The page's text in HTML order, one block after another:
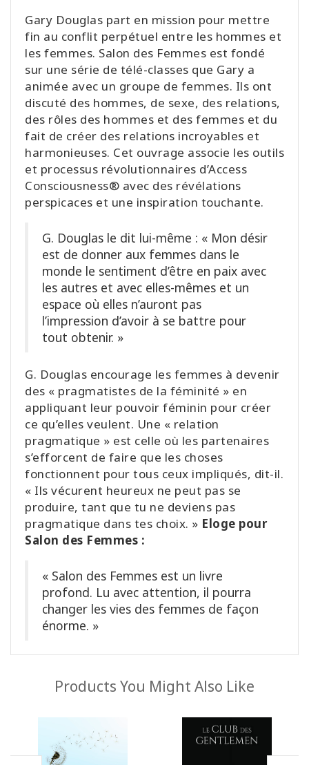
Gary Douglas part en mission pour mettre
fin au conflit perpétuel entre les hommes et
les femmes. Salon des Femmes est fondé
sur une série de télé-classes que Gary a
animée avec un groupe de femmes. Ils ont
discuté des hommes, de sexe, des relations,
des rôles des hommes et des femmes et du
fait de créer des relations incroyables et
harmonieuses. Cet ouvrage associe les outils
et processus révolutionnaires d’Access
Consciousness® avec des révélations
perspicaces et une inspiration touchante.
G. Douglas le dit lui-même : « Mon désir
est de donner aux femmes dans le
monde le sentiment d’être en paix avec
les autres et avec elles-mêmes et un
espace où elles n’auront pas
l’impression d’avoir à se battre pour
tout obtenir. »
G. Douglas encourage les femmes à devenir
des « pragmatistes de la féminité » en
appliquant leur pouvoir féminin pour créer
ce qu’elles veulent. Une « relation
pragmatique » est celle où les partenaires
s’efforcent de faire que les choses
fonctionnent pour tous ceux impliqués, dit-il.
« Ils vécurent heureux ne peut pas se
produire, tant que tu ne deviens pas
pragmatique dans tes choix. » Eloge pour
Salon des Femmes :
« Salon des Femmes est un livre
profond. Lu avec attention, il pourra
changer les vies des femmes de façon
énorme. »
Products You Might Also Like